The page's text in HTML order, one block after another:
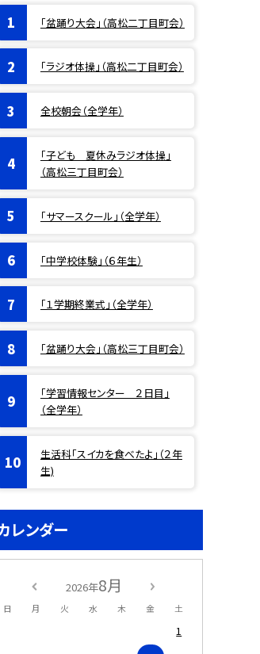
「盆踊り大会」（高松二丁目町会）
「ラジオ体操」（高松二丁目町会）
全校朝会（全学年）
「子ども 夏休みラジオ体操」
（高松三丁目町会）
「サマースクール」（全学年）
「中学校体験」（６年生）
「１学期終業式」（全学年）
「盆踊り大会」（高松三丁目町会）
「学習情報センター ２日目」
（全学年）
生活科「スイカを食べたよ」（２年
生)
レンダー
2026年8月
日 月 火 水 木 金 土
1